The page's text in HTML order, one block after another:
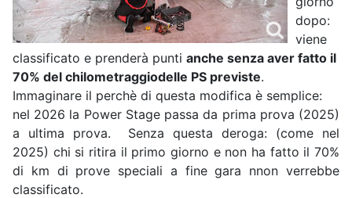
dopo:
viene
classificato e prenderà punti anche senza aver fatto il
70% del chilometraggiodelle PS previste.
Immaginare il perchè di questa modifica è semplice:
nel 2026 la Power Stage passa da prima prova (2025)
a ultima prova. Senza questa deroga: (come nel
2025) chi si ritira il primo giorno e non ha fatto il 70%
di km di prove speciali a fine gara nnon verrebbe
classificato.